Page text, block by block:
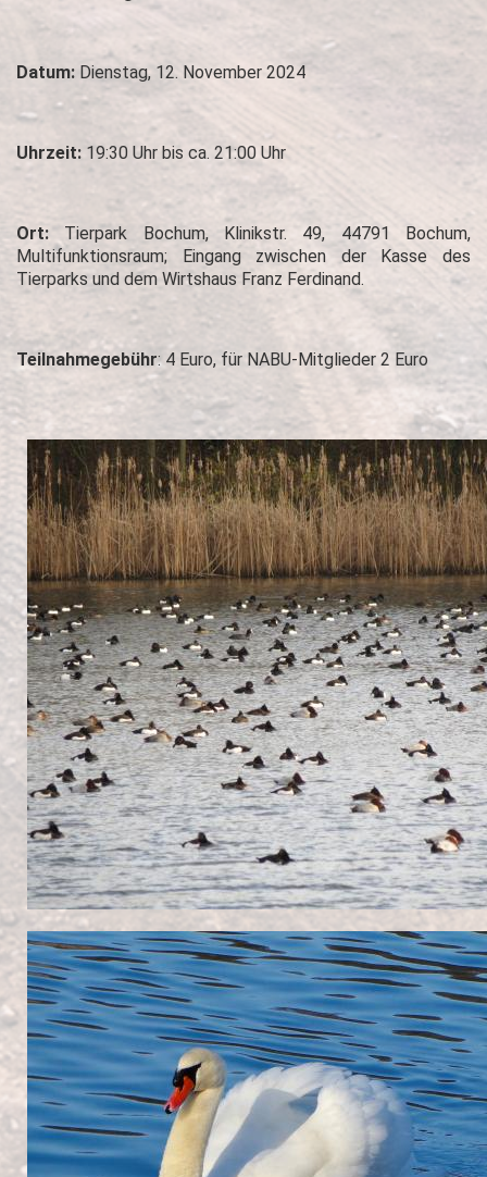
Datum: Dienstag, 12. November 2024
Uhrzeit: 19:30 Uhr bis ca. 21:00 Uhr
Ort: Tierpark Bochum, Klinikstr. 49, 44791 Bochum,
Multifunktionsraum; Eingang zwischen der Kasse des
Tierparks und dem Wirtshaus Franz Ferdinand.
Teilnahmegebühr: 4 Euro, für NABU-Mitglieder 2 Euro